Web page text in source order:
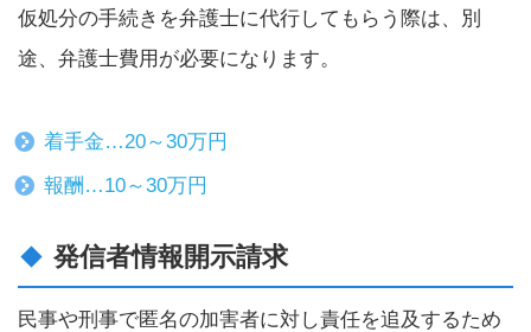
仮処分の手続きを弁護士に代行してもらう際は、別
途、弁護士費用が必要になります。
着手金…20～30万円
報酬…10～30万円
発信者情報開示請求
民事や刑事で匿名の加害者に対し責任を追及するため